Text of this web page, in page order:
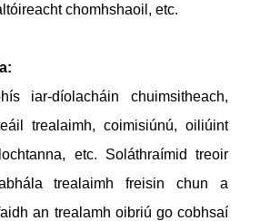
chomhshaoil, etc.
iar-díolacháin chuimsitheach,
trealaimh, coimisiúnú, oiliúint
etc. Soláthraímid treoir
trealaimh freisin chun a
an trealamh oibriú go cobhsaí